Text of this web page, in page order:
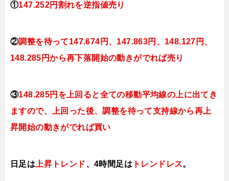
①147.252円割れを逆指値売り
②調整を待って147.674円、147.863円、148.127円、
148.285円から再下落開始の動きがでれば売り
③148.285円を上回ると全ての移動平均線の上に出てき
ますので、上回った後、調整を待って支持線から再上
昇開始の動きがでれば買い
日足は 上昇トレンド、4時間足は トレンドレス。